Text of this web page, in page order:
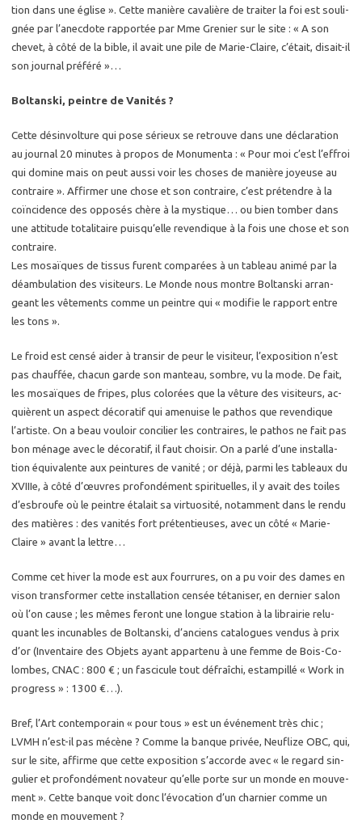
tion dans une église ». Cette ma­nière ca­va­lière de trai­ter la foi est sou­li­
gnée par l’anec­dote rap­por­tée par Mme Gre­nier sur le site : « A son
che­vet, à côté de la bible, il avait une pile de Ma­rie-Claire, c’était, di­sait-il
son jour­nal pré­fé­ré »…
Bol­tans­ki, peintre de Va­ni­tés ?
Cette dé­sin­vol­ture qui pose sé­rieux se re­trouve dans une dé­cla­ra­tion
au jour­nal 20 mi­nutes à pro­pos de Mo­nu­men­ta : « Pour moi c’est l’ef­froi
qui do­mine mais on peut aussi voir les choses de ma­nière joyeuse au
contraire ». Af­fir­mer une chose et son contraire, c’est pré­tendre à la
coïnci­dence des op­po­sés chère à la mys­tique… ou bien tom­ber dans
une at­ti­tude to­ta­li­taire puis­qu‘elle re­ven­dique à la fois une chose et son
contraire.
Les mosaïques de tis­sus furent com­pa­rées à un ta­bleau animé par la
dé­am­bu­la­tion des vi­si­teurs. Le Monde nous montre Bol­tans­ki ar­ran­
geant les vê­te­ments comme un peintre qui « mo­di­fie le rap­port entre
les tons ».
Le froid est censé aider à tran­sir de peur le vi­si­teur, l’ex­po­si­tion n’est
pas chauf­fée, cha­cun garde son man­teau, sombre, vu la mode. De fait,
les mosaïques de fripes, plus co­lo­rées que la vê­ture des vi­si­teurs, ac­
quièrent un as­pect dé­co­ra­tif qui ame­nuise le pa­thos que re­ven­dique
l’ar­tiste. On a beau vou­loir conci­lier les contraires, le pa­thos ne fait pas
bon mé­nage avec le dé­co­ra­tif, il faut choi­sir. On a parlé d’une ins­tal­la­
tion équi­va­lente aux pein­tures de va­ni­té ; or déjà, parmi les ta­bleaux du
XVIIIe, à côté d’œuvres pro­fon­dé­ment spi­ri­tuelles, il y avait des toiles
d’es­broufe où le peintre éta­lait sa vir­tuo­si­té, no­tam­ment dans le rendu
des ma­tières : des va­ni­tés fort pré­ten­tieuses, avec un côté « Ma­rie-
Claire » avant la lettre…
Comme cet hiver la mode est aux four­rures, on a pu voir des dames en
vison trans­for­mer cette ins­tal­la­tion cen­sée té­ta­ni­ser, en der­nier salon
où l’on cause ; les mêmes fe­ront une longue sta­tion à la li­brai­rie re­lu­
quant les in­cu­nables de Bol­tans­ki, d’an­ciens ca­ta­logues ven­dus à prix
d’or (In­ven­taire des Ob­jets ayant ap­par­te­nu à une femme de Bois-Co­
lombes, CNAC : 800 € ; un fas­ci­cule tout dé­fraî­chi, es­tam­pillé « Work in
pro­gress » : 1300 €…).
Bref, l’Art contem­po­rain « pour tous » est un évé­ne­ment très chic ;
LVMH n’est-il pas mé­cène ? Comme la banque pri­vée, Neu­flize OBC, qui,
sur le site, af­firme que cette ex­po­si­tion s’ac­corde avec « le re­gard sin­
gu­lier et pro­fon­dé­ment no­va­teur qu’elle porte sur un monde en mou­ve­
ment ». Cette banque voit donc l’évo­ca­tion d’un char­nier comme un
monde en mou­ve­ment ?